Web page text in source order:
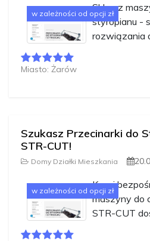
w zależności od opcji zł
Sklep z
styropianu -
rozwiązania
Miasto: Żarów
Szukasz Przecinarki do
STR-CUT!
Domy Działki Mieszkania
w zależności od opcji zł
Kupuj
maszyny do
STR-CUT